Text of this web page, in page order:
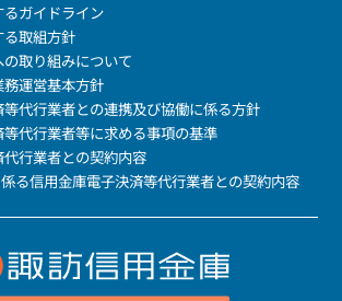
るガイドライン
る取組方針
の取り組みについて
務運営基本方針
等代行業者との連携及び協働に係る方針
等代行業者等に求める事項の基準
代行業者との契約内容
る信用金庫電子決済等代行業者との契約内容